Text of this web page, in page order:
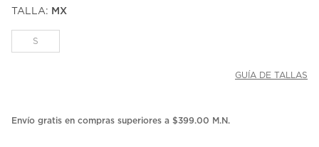
TALLA: MX
S
GUÍA DE TALLAS
Envío gratis en compras superiores a $399.00 M.N.